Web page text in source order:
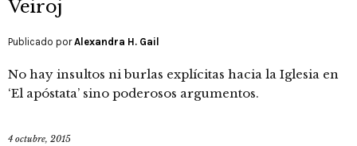
Veiroj
Publicado porAlexandra H. Gail
No hay insultos ni burlas explícitas hacia la Iglesia en
‘El apóstata’ sino poderosos argumentos.
4 octubre, 2015